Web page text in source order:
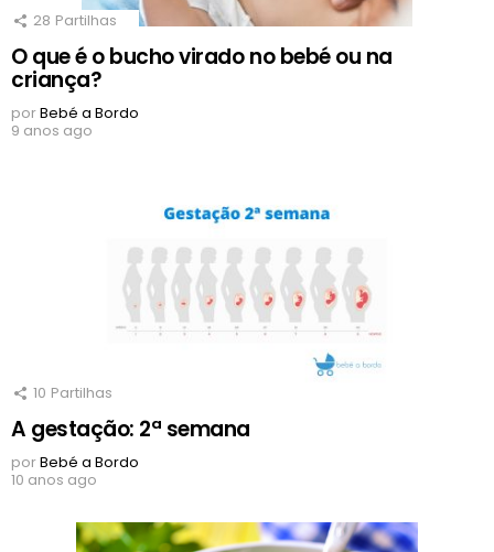
28 Partilhas
O que é o bucho virado no bebé ou na
criança?
porBebé a Bordo
9 anos ago
10 Partilhas
A gestação: 2ª semana
porBebé a Bordo
10 anos ago